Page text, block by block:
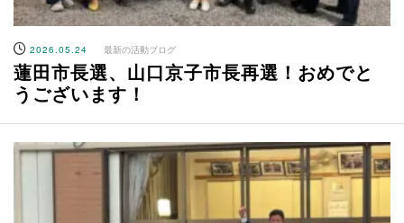
2026.05.24 最新の活動ブログ
蓮田市長選、山口京子市長再選！おめでと
うございます！